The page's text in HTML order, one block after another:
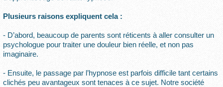
Plusieurs raisons expliquent cela :
- D’abord, beaucoup de parents sont réticents à aller consulter un
psychologue pour traiter une douleur bien réelle, et non pas
imaginaire.
- Ensuite, le passage par l’hypnose est parfois difficile tant certains
clichés peu avantageux sont tenaces à ce sujet. Notre société